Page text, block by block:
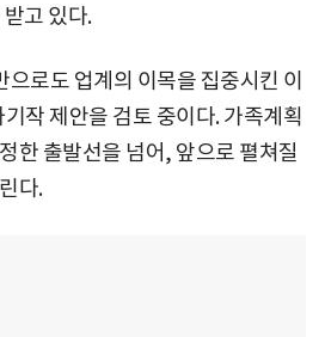
고 있다.
로도 업계의 이목을 집중시킨 이
작 제안을 검토 중이다. 가족계획
한 출발선을 넘어, 앞으로 펼쳐질
다.